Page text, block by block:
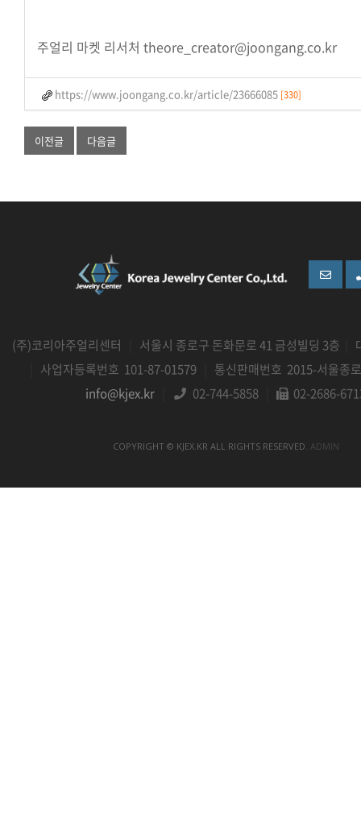
주얼리 마켓 리서처 theore_creator@joongang.co.kr
https://www.joongang.co.kr/article/23666085 [330]
이전글 다음글
(주)코리아주얼리센터 서울시 종로구 돈화문로 41 금성빌딩 3층
사업자등록번호 101-87-01579
통신판매번호 2015-서울종
info@kjex.kr
02-744-5858 02-2686-
COPYRIGHT © KJEX.KR ALL RIGHTS RESERVED. ADMIN